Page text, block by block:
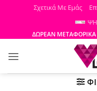
Μετάβαση
περιεχόμενο
Σχετικά Με Εμάς
ΔΩΡΕΑΝ ΜΕΤΑΦΟΡΙΚΑ